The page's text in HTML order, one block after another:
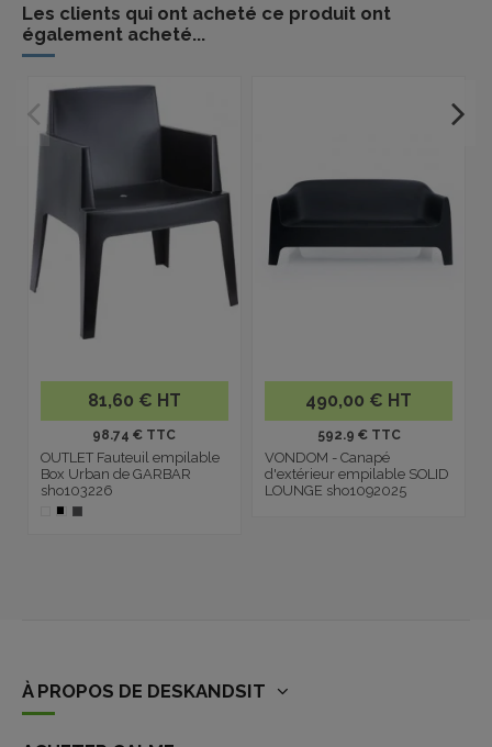
Les clients qui ont acheté ce produit ont
également acheté...
81,60 € HT
98.74 € TTC
OUTLET Fauteuil empilable
Box Urban de GARBAR
sho103226
490,00 € HT
592.9 € TTC
VONDOM - Canapé
d'extérieur empilable SOLID
LOUNGE sho1092025
À PROPOS DE DESKANDSIT